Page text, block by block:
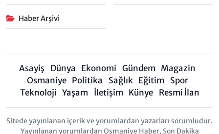
Haber Arşivi
Asayiş Dünya Ekonomi Gündem Magazin
Osmaniye Politika Sağlık Eğitim
Spor
Teknoloji Yaşam İletişim Künye Resmi İlan
Sitede yayınlanan içerik ve yorumlardan yazarları sorumludur.
Yayınlanan yorumlardan Osmaniye Haber, Son Dakika